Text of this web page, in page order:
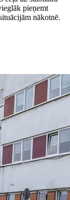
pieņemt
nākotnē.